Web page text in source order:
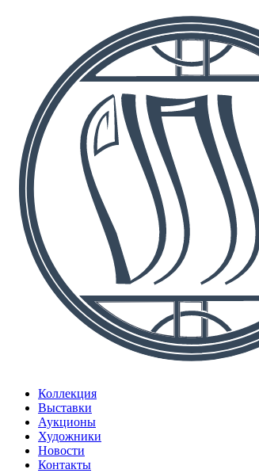
Коллекция
Выставки
Аукционы
Художники
Новости
Контакты